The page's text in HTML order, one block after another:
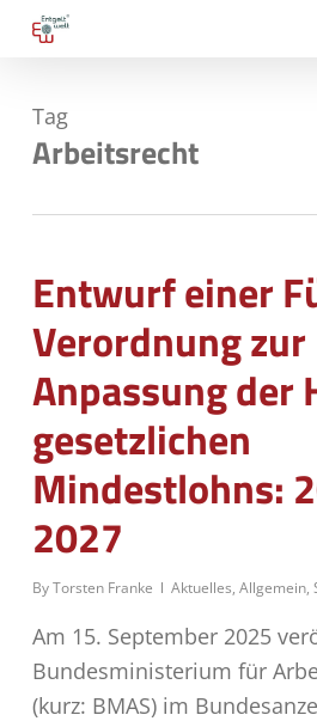
Skip
content
Tag
Arbeitsrecht
Entwurf einer
Verordnung zur
Anpassung der
gesetzlichen
Mindestlohns:
2027
ByTorsten Franke Aktuelles, Allgemein,
Am 15. September 2025
Bundesministerium für
(kurz: BMAS) im